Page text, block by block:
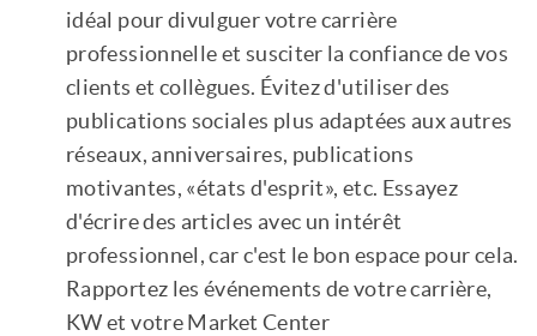
idéal pour divulguer votre carrière
professionnelle et susciter la confiance de vos
clients et collègues. Évitez d'utiliser des
publications sociales plus adaptées aux autres
réseaux, anniversaires, publications
motivantes, «états d'esprit», etc. Essayez
d'écrire des articles avec un intérêt
professionnel, car c'est le bon espace pour cela.
Rapportez les événements de votre carrière,
KW et votre Market Center